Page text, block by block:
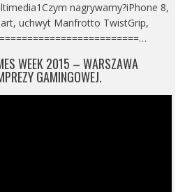
nagrywamy?iPhone 8,
uchwyt Manfrotto TwistGrip,
WEEK 2015 – WARSZAWA
GAMINGOWEJ.